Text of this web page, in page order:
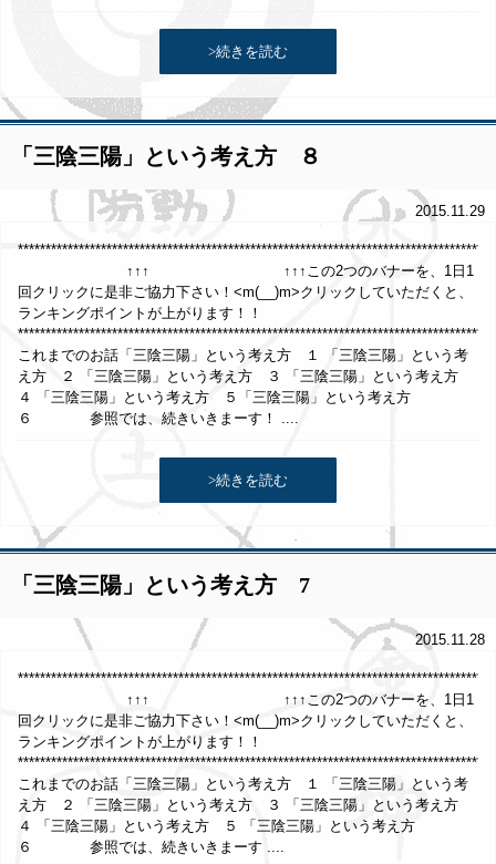
>続きを読む
「三陰三陽」という考え方 ８
2015.11.29
↑↑↑ ↑↑↑この2つのバナーを、1日1
回クリックに是非ご協力下さい！<m(__)m>クリックしていただくと、
ランキングポイントが上がります！！
これまでのお話「三陰三陽」という考え方 １ 「三陰三陽」という考
え方 ２ 「三陰三陽」という考え方 ３ 「三陰三陽」という考え方
４ 「三陰三陽」という考え方 ５「三陰三陽」という考え方
６ 参照では、続きいきまーす！ ....
>続きを読む
「三陰三陽」という考え方 7
2015.11.28
↑↑↑ ↑↑↑この2つのバナーを、1日1
回クリックに是非ご協力下さい！<m(__)m>クリックしていただくと、
ランキングポイントが上がります！！
これまでのお話「三陰三陽」という考え方 １ 「三陰三陽」という考
え方 ２ 「三陰三陽」という考え方 ３ 「三陰三陽」という考え方
４ 「三陰三陽」という考え方 ５ 「三陰三陽」という考え方
６ 参照では、続きいきまーす ....